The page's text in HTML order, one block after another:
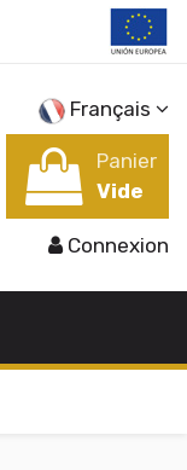
Français
Panier
Vide
Connexion